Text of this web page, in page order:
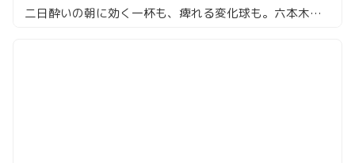
二日酔いの朝に効く一杯も、痺れる変化球も。六本木・麻布のラーメン8選